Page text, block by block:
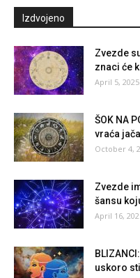
Izdvojeno
Zvezde
znaci će
April 5, 2025
ŠOK NA
vraća
October 4,
Zvezde
šansu
April 16,
uskoro